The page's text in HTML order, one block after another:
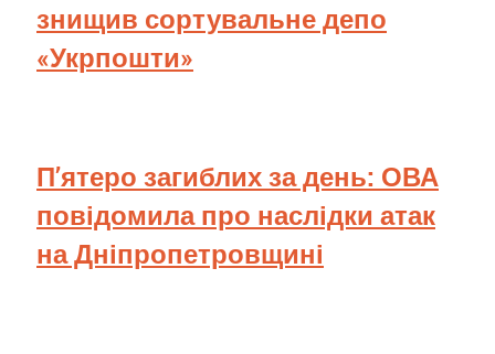
знищив сортувальне депо
«Укрпошти»
П’ятеро загиблих за день: ОВА
повідомила про наслідки атак
на Дніпропетровщині